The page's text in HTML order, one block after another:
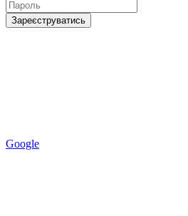
Зареєструватись
Google